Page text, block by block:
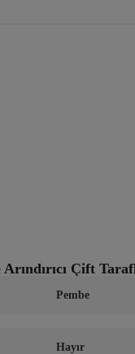
Arındırıcı Çift
Pembe
Hayır